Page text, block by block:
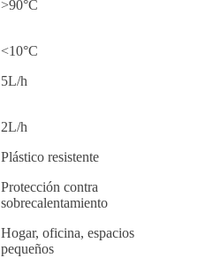
>90°C
<10°C
5L/h
2L/h
Plástico resistente
Protección contra
sobrecalentamiento
Hogar, oficina, espacios
pequeños